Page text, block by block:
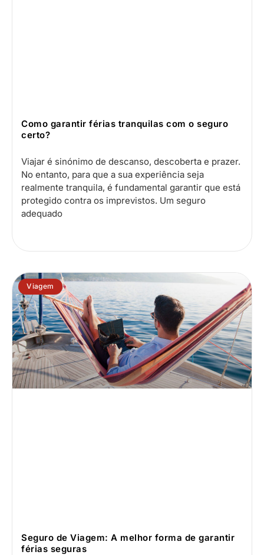
Como garantir férias tranquilas com o seguro
certo?
Viajar é sinónimo de descanso, descoberta e prazer.
No entanto, para que a sua experiência seja
realmente tranquila, é fundamental garantir que está
protegido contra os imprevistos. Um seguro
adequado
Viagem
Seguro de Viagem: A melhor forma de garantir
férias seguras